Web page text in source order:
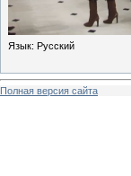
Язык: Русский
Полная версия сайта